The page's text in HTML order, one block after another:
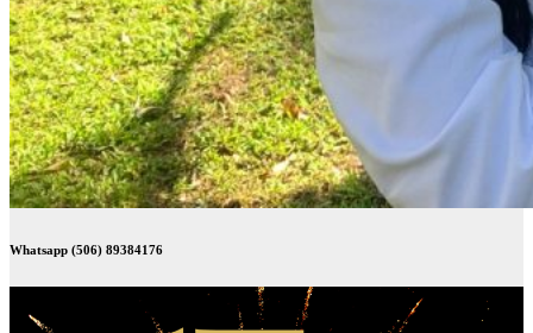
Whatsapp (506) 89384176